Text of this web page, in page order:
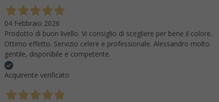
04 Febbraio 2026
Prodotto di buon livello. Vi consiglio di scegliere per bene il colore.
Ottimo effetto. Servizio celere e professionale. Alessandro molto
gentile, disponibile e competente.
Acquirente verificato